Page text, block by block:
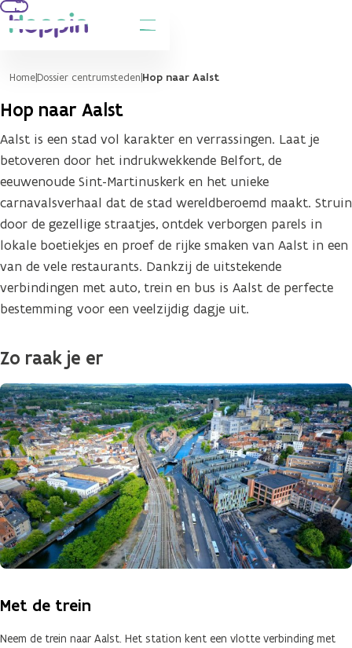
hoofdinhoud
HomeDossier centrumsteden Hop naar Aalst
Hop naar Aalst
Aalst is een stad vol karakter en verrassingen. Laat je
betoveren door het indrukwekkende Belfort, de
eeuwenoude Sint-Martinuskerk en het unieke
carnavalsverhaal dat de stad wereldberoemd maakt. Struin
door de gezellige straatjes, ontdek verborgen parels in
lokale boetiekjes en proef de rijke smaken van Aalst in een
van de vele restaurants. Dankzij de uitstekende
verbindingen met auto, trein en bus is Aalst de perfecte
bestemming voor een veelzijdig dagje uit.
Zo raak je er
Met de trein
Neem de trein naar Aalst. Het station kent een vlotte verbinding met